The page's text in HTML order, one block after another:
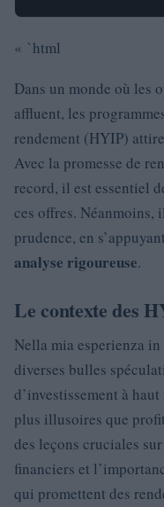
« `html
Dans un monde où les
affluent, les
rendement (HYIP)
Avec la promesse de
record, il est essentiel
ces offres. Néanmoins,
prudence, en
analyse rigoureuse.
Le contexte des
Nella mia esperienza
diverses bulles
d’investissement à
plus illusoires que
des leçons cruciales
financiers et
qui promettent des